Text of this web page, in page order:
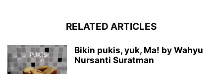
RELATED ARTICLES
Bikin pukis, yuk, Ma! by Wahyu
Nursanti Suratman